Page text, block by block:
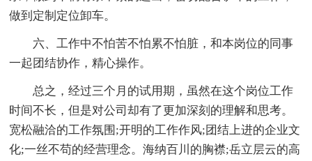
做到定制定位卸车。
六、工作中不怕苦不怕累不怕脏，和本岗位的同事
一起团结协作，精心操作。
总之，经过三个月的试用期，虽然在这个岗位工作
时间不长，但是对公司却有了更加深刻的理解和思考。
宽松融洽的工作氛围;开明的工作作风;团结上进的企业文
化;一丝不苟的经营理念。海纳百川的胸襟;岳立层云的高